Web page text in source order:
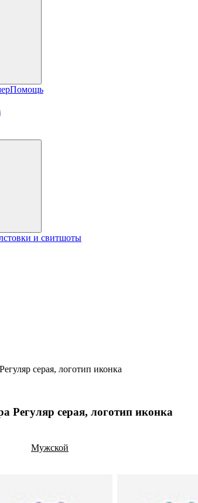
Помощь
и свитшоты
серая, логотип иконка
Регуляр серая, логотип иконка
Мужской